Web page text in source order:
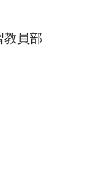
教員部